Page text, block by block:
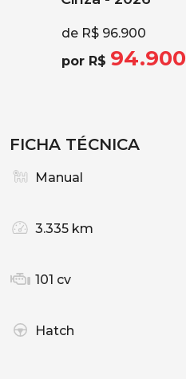
de R$ 96.900
por R$ 94.900
FICHA TÉCNICA
Manual
3.335 km
101 cv
Hatch